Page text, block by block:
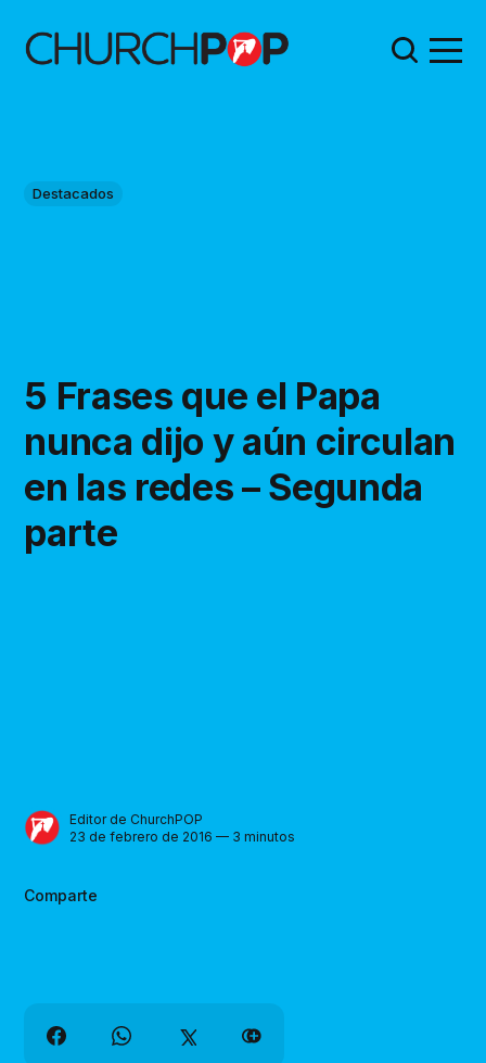
Destacados
5 Frases que el Papa
nunca dijo y aún circulan
en las redes – Segunda
parte
Editor de ChurchPOP
23 de febrero de 2016 — 3 minutos
Comparte